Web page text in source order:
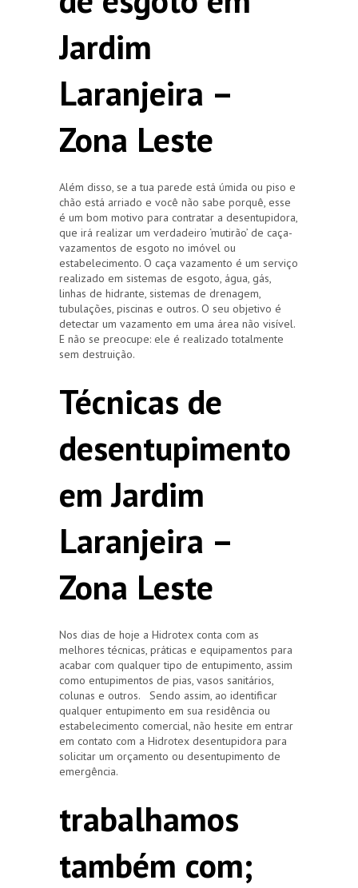
Jardim
Laranjeira –
Zona Leste
Além disso, se a tua parede está úmida ou piso e
chão está arriado e você não sabe porquê, esse
é um bom motivo para contratar a desentupidora,
que irá realizar um verdadeiro ‘mutirão’ de caça-
vazamentos de esgoto no imóvel ou
estabelecimento. O caça vazamento é um serviço
realizado em sistemas de esgoto, água, gás,
linhas de hidrante, sistemas de drenagem,
tubulações, piscinas e outros. O seu objetivo é
detectar um vazamento em uma área não visível.
E não se preocupe: ele é realizado totalmente
sem destruição.
Técnicas de
desentupimento
em Jardim
Laranjeira –
Zona Leste
Nos dias de hoje a Hidrotex conta com as
melhores técnicas, práticas e equipamentos para
acabar com qualquer tipo de entupimento, assim
como entupimentos de pias, vasos sanitários,
colunas e outros. Sendo assim, ao identificar
qualquer entupimento em sua residência ou
estabelecimento comercial, não hesite em entrar
em contato com a Hidrotex desentupidora para
solicitar um orçamento ou desentupimento de
emergência.
trabalhamos
também com;